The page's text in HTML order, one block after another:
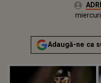
Autor:
Publicat:
Adaugă-ne ca